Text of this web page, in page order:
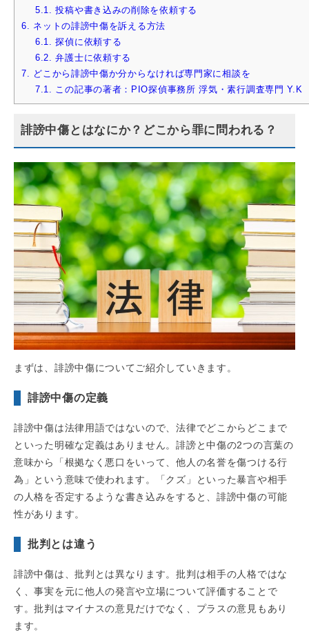
5.1.
投稿や書き込みの削除を依頼する
6.
ネットの誹謗中傷を訴える方法
6.1.
探偵に依頼する
6.2.
弁護士に依頼する
7.
どこから誹謗中傷か分からなければ専門家に相談を
7.1.
この記事の著者：PIO探偵事務所 浮気・素行調査専門 Y.K
誹謗中傷とはなにか？どこから罪に問われる？
まずは、誹謗中傷についてご紹介していきます。
誹謗中傷の定義
誹謗中傷は法律用語ではないので、法律でどこからどこまで
といった明確な定義はありません。誹謗と中傷の2つの言葉の
意味から「根拠なく悪口をいって、他人の名誉を傷つける行
為」という意味で使われます。「クズ」といった暴言や相手
の人格を否定するような書き込みをすると、誹謗中傷の可能
性があります。
批判とは違う
誹謗中傷は、批判とは異なります。批判は相手の人格ではな
く、事実を元に他人の発言や立場について評価することで
す。批判はマイナスの意見だけでなく、プラスの意見もあり
ます。